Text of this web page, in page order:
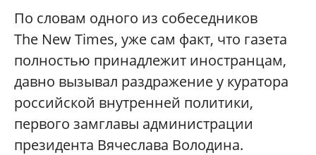
По словам одного из собеседников
The New Times, уже сам факт, что газета
полностью принадлежит иностранцам,
давно вызывал раздражение у куратора
российской внутренней политики,
первого замглавы администрации
президента Вячеслава Володина.